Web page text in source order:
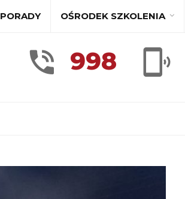
998
PORADY OŚRODEK SZKOLENIA